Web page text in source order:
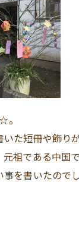
。
た短冊や飾り
祖である中国
を書いたので